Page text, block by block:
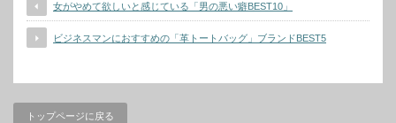
女がやめて欲しいと感じている「男の悪い癖BEST10」
ビジネスマンにおすすめの「革トートバッグ」ブランドBEST5
トップページに戻る